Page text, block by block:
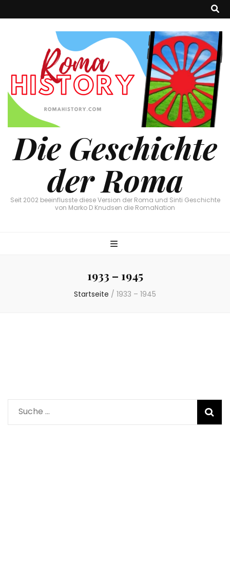
Die Geschichte
der Roma
Seit 2002 beeinflusste diese Version der Roma und Sinti Geschichte
von Marko D Knudsen die RomaNation
1933 – 1945
Startseite / 1933 – 1945
Suche
nach: